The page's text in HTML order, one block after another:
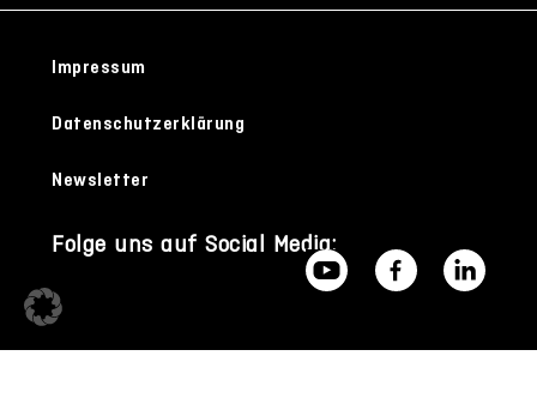
Impressum
Datenschutzerklärung
Newsletter
Folge uns auf Social Media: